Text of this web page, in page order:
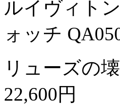
ルイヴィト
ォッチ
リューズの
22,600円